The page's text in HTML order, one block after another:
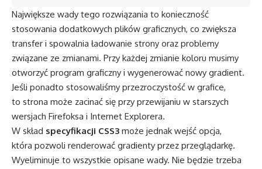
Największe wady tego rozwiązania to konieczność
stosowania dodatkowych plików graficznych, co zwiększa
transfer i spowalnia ładowanie strony oraz problemy
związane ze zmianami. Przy każdej zmianie koloru musimy
otworzyć program graficzny i wygenerować nowy gradient.
Jeśli ponadto stosowaliśmy przezroczystość w grafice,
to strona może zacinać się przy przewijaniu w starszych
wersjach Firefoksa i Internet Explorera.
W skład specyfikacji CSS3 może jednak wejść opcja,
która pozwoli renderować gradienty przez przeglądarkę.
Wyeliminuje to wszystkie opisane wady. Nie będzie trzeba